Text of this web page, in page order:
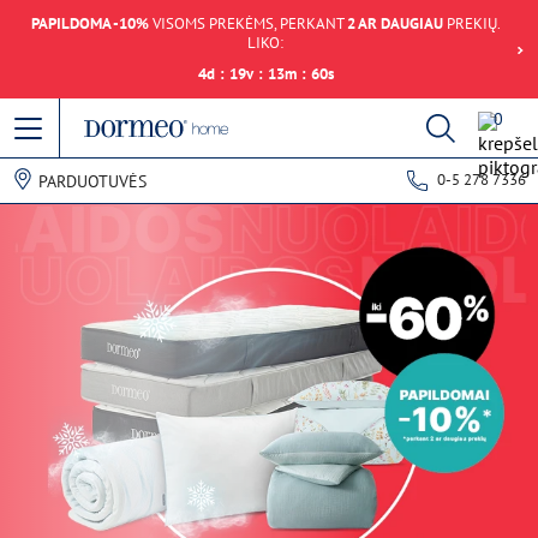
PAPILDOMA -10%VISOMS PREKĖMS, PERKANT2 AR DAUGIAUPREKIŲ.
LIKO:
4d : 19v : 13m : 60s
0
PARDUOTUVĖS 0-5 278 7336